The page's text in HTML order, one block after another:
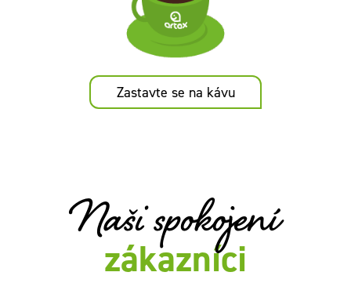
Zastavte se na kávu
Naši spokojení
zákazníci